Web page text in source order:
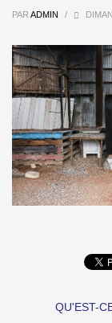
PAR ADMIN /
QU'EST-